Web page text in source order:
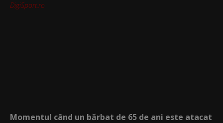
DigiSport.ro
Momentul când un bărbat de 65 de ani este atacat